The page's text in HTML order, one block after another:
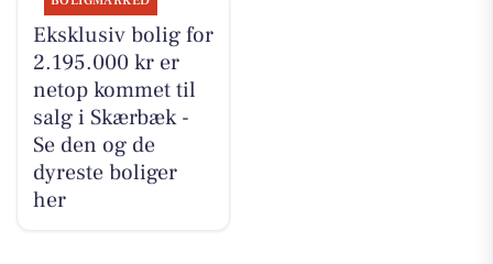
Eksklusiv bolig for
2.195.000 kr er
netop kommet til
salg i Skærbæk -
Se den og de
dyreste boliger
her